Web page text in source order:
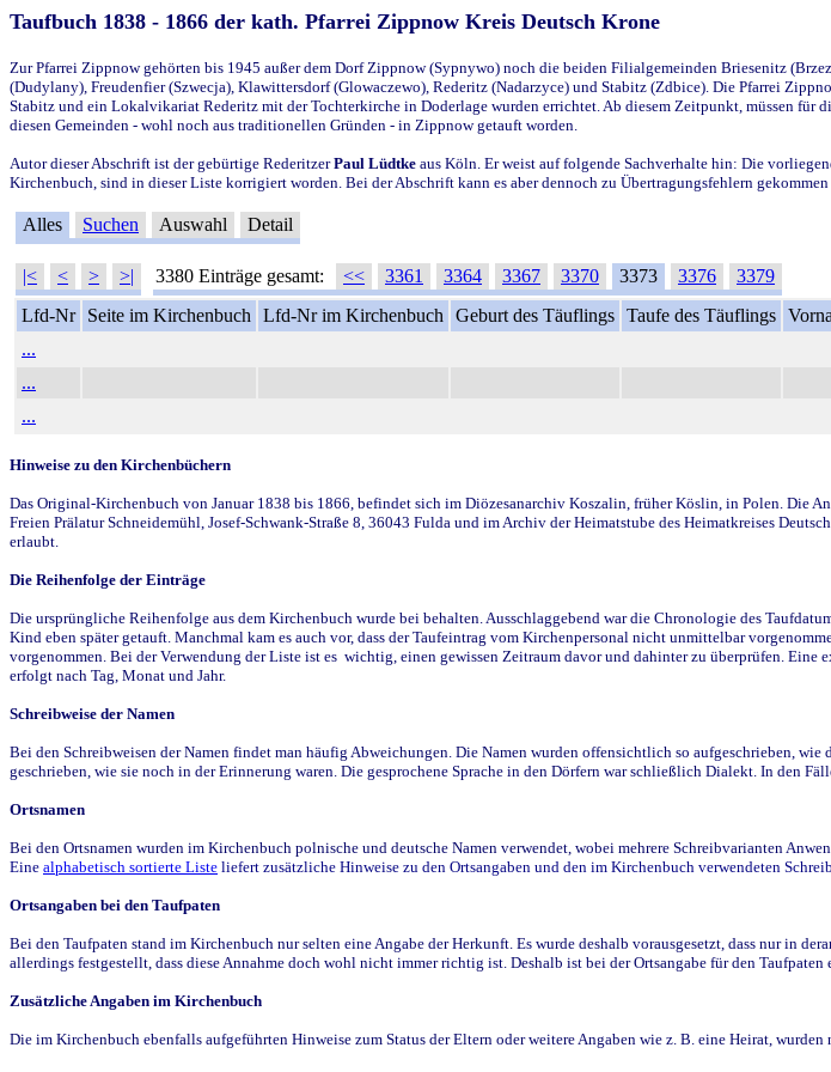
Taufbuch 1838 - 1866 der kath. Pfarrei Zippnow Kreis Deutsch Krone
Zur Pfarrei Zippnow gehörten bis 1945 außer dem Dorf Zippnow (Sypnywo) noch die beiden Filialgemeinden Briesenitz
(Dudylany), Freudenfier (Szwecja), Klawittersdorf (Glowaczewo), Rederitz (Nadarzyce) und Stabitz (Zdbice). Die Pfarrei
Stabitz und ein Lokalvikariat Rederitz mit der Tochterkirche in Doderlage wurden errichtet. Ab diesem Zeitpunkt, müssen für
diesen Gemeinden - wohl noch aus traditionellen Gründen - in Zippnow getauft worden.
Autor dieser Abschrift ist der gebürtige RederitzerPaul Lüdtke aus Köln. Er weist auf folgende Sachverhalte hin: Die
Kirchenbuch, sind in dieser Liste korrigiert worden. Bei der Abschrift kann es aber dennoch zu Übertragungsfehlern
Alles Suchen Auswahl Detail
|< < > >| 3380 Einträge gesamt: << 3361 3364 3367 3370 3373 3376
3379
Lfd-Nr
Seite im Kirchenbuch Lfd-Nr im Kirchenbuch Geburt des Täuflings Taufe des Täuflings
...
...
...
Hinweise zu den Kirchenbüchern
Das Original-Kirchenbuch von Januar 1838 bis 1866, befindet sich im Diözesanarchiv Koszalin, früher Köslin, in Polen. Die
Freien Prälatur Schneidemühl, Josef-Schwank-Straße 8, 36043 Fulda und im Archiv der Heimatstube des Heimatkreises
erlaubt.
Die Reihenfolge der Einträge
Die ursprüngliche Reihenfolge aus dem Kirchenbuch wurde bei behalten. Ausschlaggebend war die Chronologie des
Kind eben später getauft. Manchmal kam es auch vor, dass der Taufeintrag vom Kirchenpersonal nicht unmittelbar
vorgenommen. Bei der Verwendung der Liste ist es wichtig, einen gewissen Zeitraum davor und dahinter zu überprüfen.
erfolgt nach Tag, Monat und Jahr.
Schreibweise der Namen
Bei den Schreibweisen der Namen findet man häufig Abweichungen. Die Namen wurden offensichtlich so aufgeschrieben,
geschrieben, wie sie noch in der Erinnerung waren. Die gesprochene Sprache in den Dörfern war schließlich Dialekt. In den
Ortsnamen
Bei den Ortsnamen wurden im Kirchenbuch polnische und deutsche Namen verwendet, wobei mehrere Schreibvarianten
Eine alphabetisch sortierte Liste liefert zusätzliche Hinweise zu den Ortsangaben und den im Kirchenbuch verwendeten
Ortsangaben bei den Taufpaten
Bei den Taufpaten stand im Kirchenbuch nur selten eine Angabe der Herkunft. Es wurde deshalb vorausgesetzt, dass nur in
allerdings festgestellt, dass diese Annahme doch wohl nicht immer richtig ist. Deshalb ist bei der Ortsangabe für den
Zusätzliche Angaben im Kirchenbuch
Die im Kirchenbuch ebenfalls aufgeführten Hinweise zum Status der Eltern oder weitere Angaben wie z. B. eine Heirat, wurden